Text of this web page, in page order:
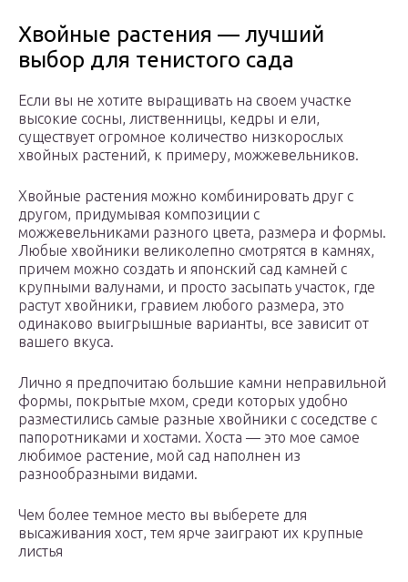
Хвойные растения — лучший
выбор для тенистого сада
Если вы не хотите выращивать на своем участке
высокие сосны, лиственницы, кедры и ели,
существует огромное количество низкорослых
хвойных растений, к примеру, можжевельников.
Хвойные растения можно комбинировать друг с
другом, придумывая композиции с
можжевельниками разного цвета, размера и формы.
Любые хвойники великолепно смотрятся в камнях,
причем можно создать и японский сад камней с
крупными валунами, и просто засыпать участок, где
растут хвойники, гравием любого размера, это
одинаково выигрышные варианты, все зависит от
вашего вкуса.
Лично я предпочитаю большие камни неправильной
формы, покрытые мхом, среди которых удобно
разместились самые разные хвойники с соседстве с
папоротниками и хостами. Хоста — это мое самое
любимое растение, мой сад наполнен из
разнообразными видами.
Чем более темное место вы выберете для
высаживания хост, тем ярче заиграют их крупные
листья